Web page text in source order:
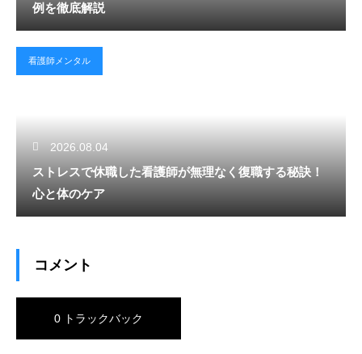
例を徹底解説
看護師メンタル
2026.08.04
ストレスで休職した看護師が無理なく復職する秘訣！
心と体のケア
コメント
0 トラックバック